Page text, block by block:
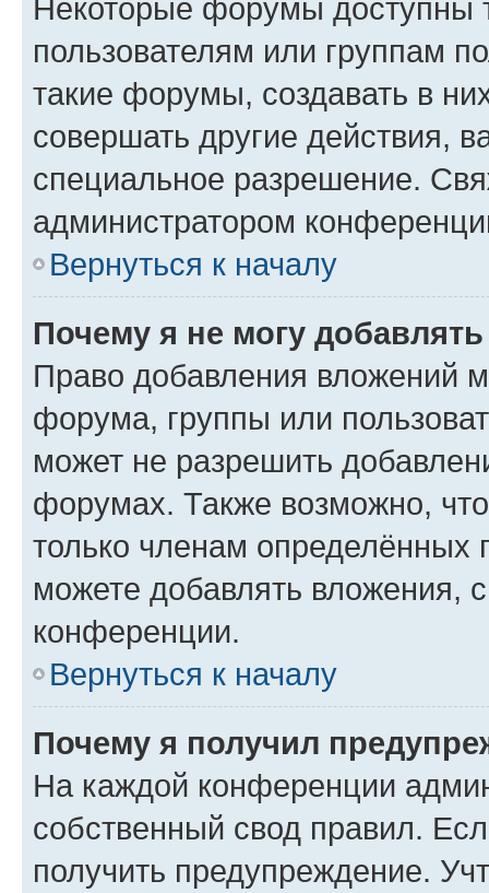
Некоторые форумы доступны
пользователям или группам
такие форумы, создавать в
совершать другие действия,
специальное разрешение.
администратором
Вернуться к началу
Почему я не могу
Право добавления вложений
форума, группы или
может не разрешить
форумах. Также возможно,
только членам определённых
можете добавлять вложения,
конференции.
Вернуться к началу
Почему я получил
На каждой конференции
собственный свод правил.
получить предупреждение.